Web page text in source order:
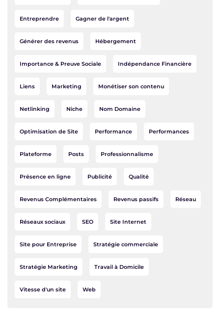
Entreprendre Gagner de l'argent
Générer des revenus Hébergement
Importance & Preuve Sociale Indépendance Financière
Liens Marketing Monétiser son contenu
Netlinking Niche Nom Domaine
Optimisation de Site Performance Performances
Plateforme Posts Professionnalisme
Présence en ligne Publicité Qualité
Revenus Complémentaires Revenus passifs Réseau
Réseaux sociaux SEO Site Internet
Site pour Entreprise Stratégie commerciale
Stratégie Marketing Travail à Domicile
Vitesse d'un site Web